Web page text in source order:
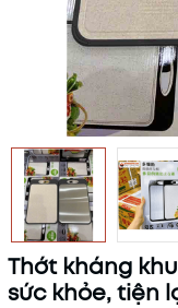
Thớt kháng
sức khỏe, tiện